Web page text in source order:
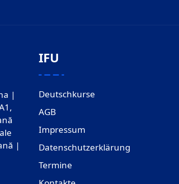
|
|
IFU
Deutschkurse
AGB
Impressum
Datenschutzerklärung
Termine